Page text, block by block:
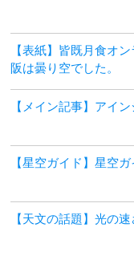
【表紙】皆既月食オ
阪は曇り空でした。
【メイン記事】アイ
【星空ガイド】星空
【天文の話題】光の